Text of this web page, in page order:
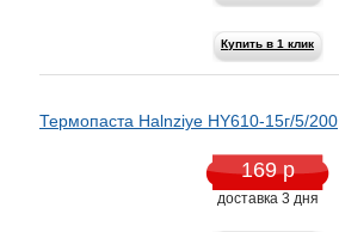
Купить в 1 клик
Термопаста Halnziye HY610-15г/5/200
169 р
доставка 3 дня